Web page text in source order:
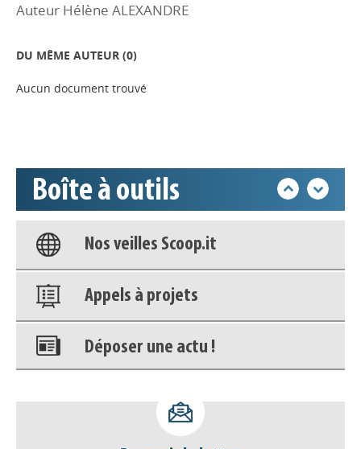
Auteur Hélène ALEXANDRE
DU MÊME AUTEUR (0)
Aucun document trouvé
Boîte à outils
Déposer une actu !
Base documentaire
Nos veilles Scoop.it
Appels à projets
Déposer une actu !
déconnecter)